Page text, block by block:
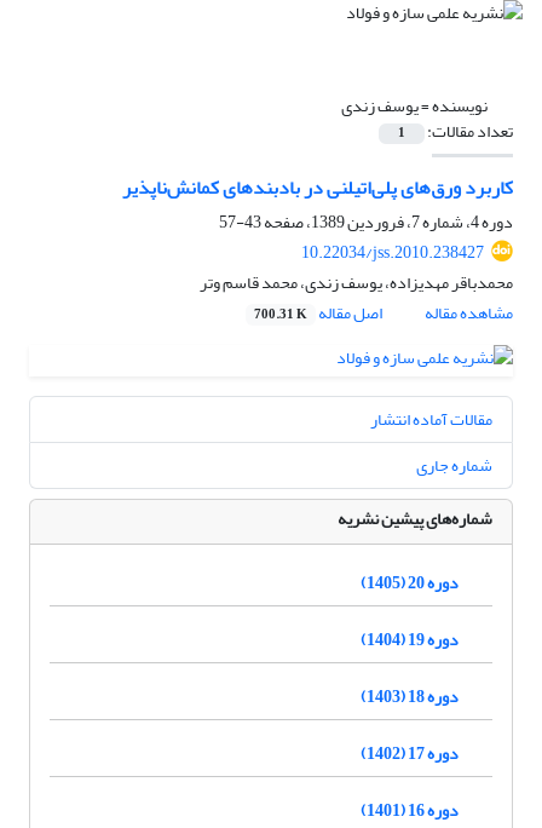
نویسنده =یوسف زندی
تعداد مقالات: 1
کاربرد ورق‌های پلی‌اتیلنی در بادبندهای کمانش‌ناپذیر
دوره 4، شماره 7، فروردین 1389، صفحه
43-57
10.22034/jss.2010.238427
محمدباقر مهدیزاده، یوسف زندی، محمد قاسم وتر
مشاهده مقاله
اصل مقاله 700.31 K
مقالات آماده انتشار
شماره جاری
شماره‌های پیشین نشریه
دوره 20 (1405)
دوره 19 (1404)
دوره 18 (1403)
دوره 17 (1402)
دوره 16 (1401)